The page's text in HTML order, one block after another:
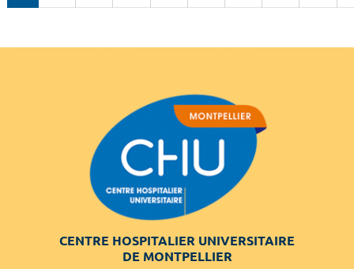
CENTRE HOSPITALIER UNIVERSITAIRE
DE MONTPELLIER